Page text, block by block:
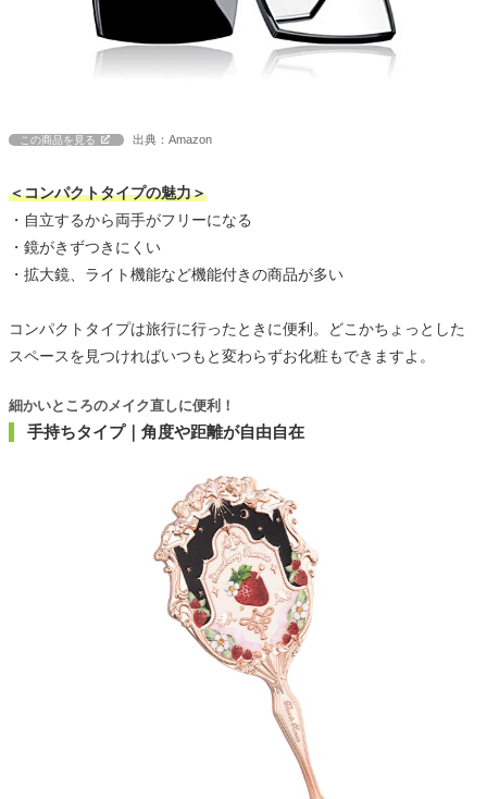
この商品を見る 出典：Amazon
＜コンパクトタイプの魅力＞
・自立するから両手がフリーになる
・鏡がきずつきにくい
・拡大鏡、ライト機能など機能付きの商品が多い
コンパクトタイプは旅行に行ったときに便利。どこかちょっとした
スペースを見つければいつもと変わらずお化粧もできますよ。
手持ちタイプ｜角度や距離が自由自在
細かいところのメイク直しに便利！